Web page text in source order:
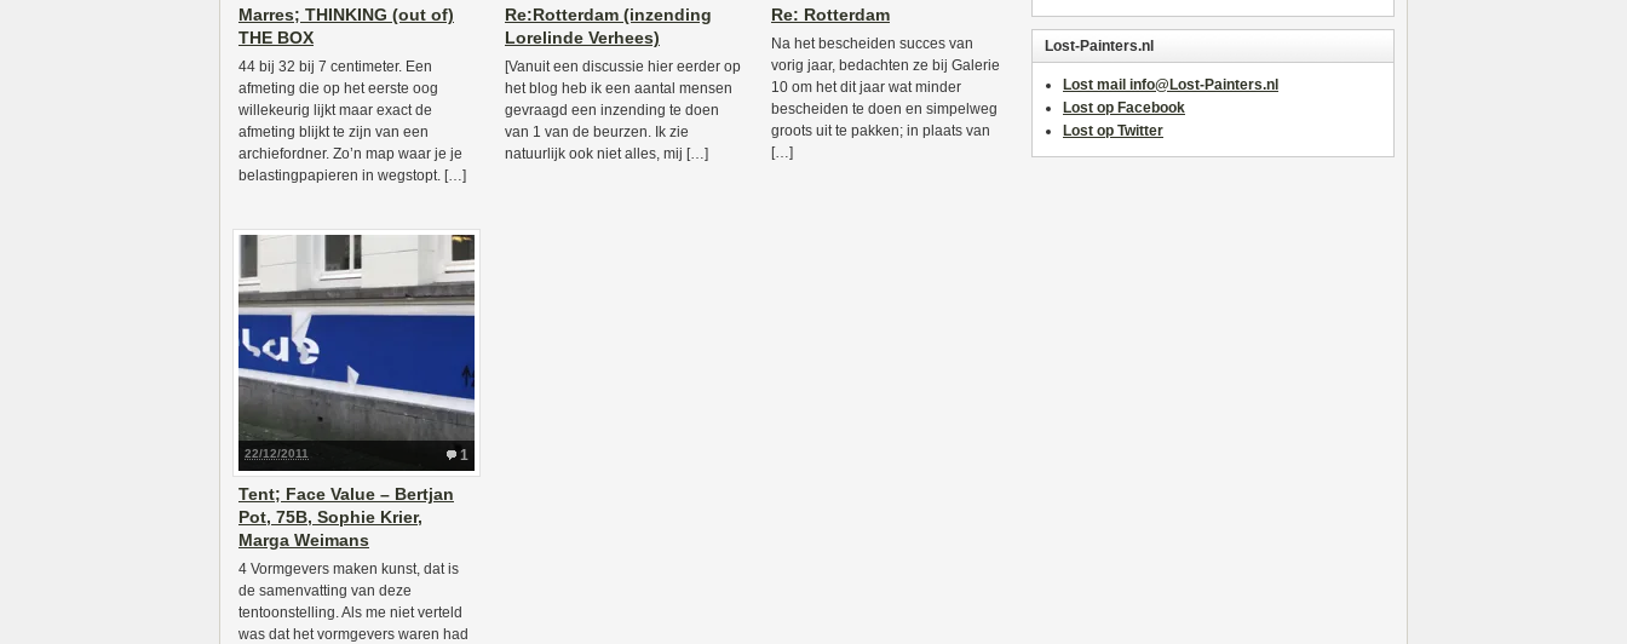
Marres; THINKING (out of)
THE BOX
44 bij 32 bij 7 centimeter. Een
afmeting die op het eerste oog
willekeurig lijkt maar exact de
afmeting blijkt te zijn van een
archiefordner. Zo’n map waar je je
belastingpapieren in wegstopt. […]
Re:Rotterdam (inzending
Lorelinde Verhees)
[Vanuit een discussie hier eerder op
het blog heb ik een aantal mensen
gevraagd een inzending te doen
van 1 van de beurzen. Ik zie
natuurlijk ook niet alles, mij […]
Re: Rotterdam
Na het bescheiden succes van
vorig jaar, bedachten ze bij Galerie
10 om het dit jaar wat minder
bescheiden te doen en simpelweg
groots uit te pakken; in plaats van
[…]
1
22/12/2011
Tent; Face Value – Bertjan
Pot, 75B, Sophie Krier,
Marga Weimans
4 Vormgevers maken kunst, dat is
de samenvatting van deze
tentoonstelling. Als me niet verteld
was dat het vormgevers waren had
Lost-Painters.nl
Lost mail info@Lost-Painters.nl
Lost op Facebook
Lost op Twitter